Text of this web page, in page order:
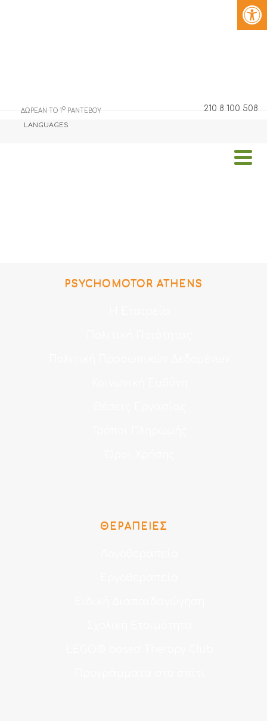
ΔΩΡΕΑΝ ΤΟ 1o ΡΑΝΤΕΒΟΥ
LANGUAGES
210 8 100 508
PSYCHOMOTOR ATHENS
ΘΕΡΑΠΕΊΕΣ